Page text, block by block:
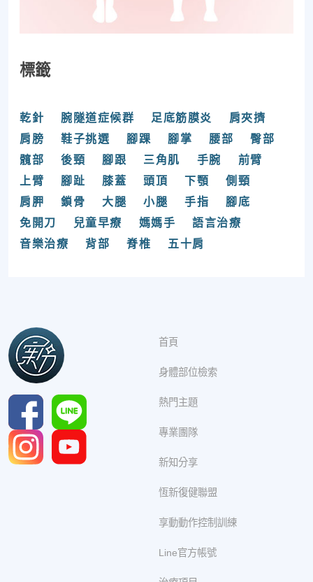
標籤
乾針 腕隧道症候群 足底筋膜炎
肩夾擠
肩膀
鞋子挑選 腳踝 腳掌 腰部
臀部
髖部
後頸 腳跟 三角肌 手腕
前臂
上臂
腳趾 膝蓋 頭頂 下顎
側頸
肩胛
鎖骨 大腿 小腿 手指
腳底
免開刀
兒童早療 媽媽手
語言治療
音樂治療
背部 脊椎 五十肩
首頁
身體部位檢索
熱門主題
專業團隊
新知分享
恆新復健聯盟
享動動作控制訓練
Line官方帳號